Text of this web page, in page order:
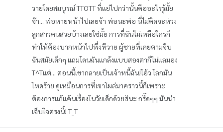
วายโดยสมบูรณ์ TTOTT ที่แย่ไปกว่านั้นคืออะไรรู้มั้ย
จ๊า... พ่อหายหน้าไปเลยจ้า พ่อนะพ่อ นี่ไม่คิดจะห่วง
ลูกสาวคนสวยบ้างเลยใช่มั้ย การที่ฉันไม่เหลือใครก็
ทำให้ต้องบากหน้าไปพึ่งทีวาย ผู้ชายที่เคยตามจีบ
ฉันสมัยเด็กๆ แถมโดนฉันแกล้งแบบสองตาก็ไม่แลมอง
T^Tแต่... ตอนนี้เขากลายเป็นเจ้าหนี้ฉัน!โอ้ว โลกมัน
โหดร้าย ดูเหมือนการที่เขาโผล่มาคราวนี้ก็เพราะ
ต้องการแก้แค้นเรื่องในวัยเด็กด้วยสินะ กรี๊ดๆๆ มันน่า
เจ็บใจตรงนี้! T_T